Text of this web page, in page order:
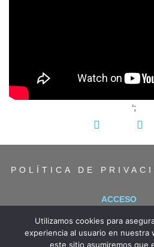
';
POLÍTICA DE
ACCESO
Utilizamos cookies para
experiencia al usuario en nuestra
este sitio asumiremos que